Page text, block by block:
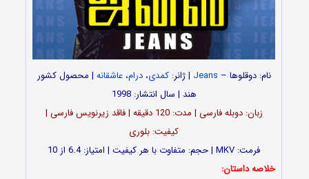
نام: دوقلوها – Jeans | ژانر:کمدی،درام،عاشقانه | محصول کشور
هند | سال انتشار: 1998
زبان: دوبله فارسی | مدت: 120 دقیقه | فاقد زیرنویس فارسی |
کیفیت: بلوری
فرمت: MKV | حجم: متفاوت با هر کیفیت | امتیاز: 6.4 از 10
خلاصه داستان: